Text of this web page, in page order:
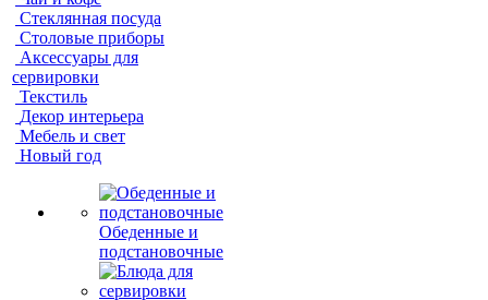
Стеклянная посуда
Столовые приборы
Аксессуары для
сервировки
Текстиль
Декор интерьера
Мебель и свет
Новый год
Обеденные и
подстановочные